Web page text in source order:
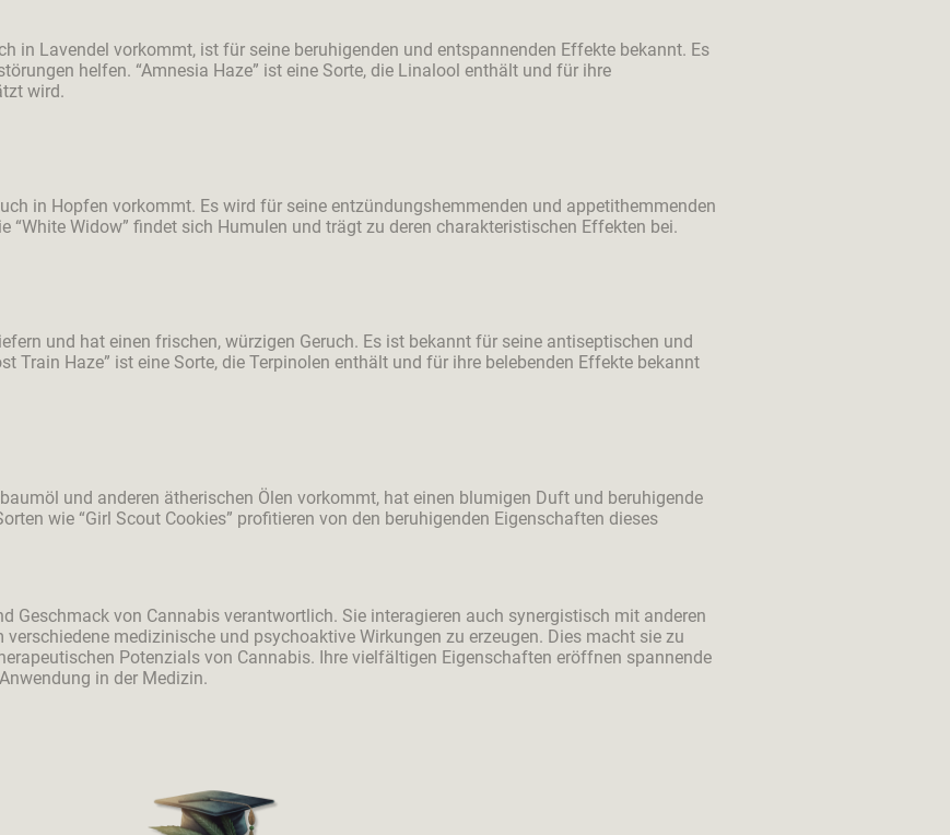
in Lavendel vorkommt, ist für seine beruhigenden und entspannenden Effekte bekannt. Es
helfen. “Amnesia Haze” ist eine Sorte, die Linalool enthält und für ihre
wird.
in Hopfen vorkommt. Es wird für seine entzündungshemmenden und appetithemmenden
“White Widow” findet sich Humulen und trägt zu deren charakteristischen Effekten bei.
und hat einen frischen, würzigen Geruch. Es ist bekannt für seine antiseptischen und
Train Haze” ist eine Sorte, die Terpinolen enthält und für ihre belebenden Effekte bekannt
und anderen ätherischen Ölen vorkommt, hat einen blumigen Duft und beruhigende
wie “Girl Scout Cookies” profitieren von den beruhigenden Eigenschaften dieses
Geschmack von Cannabis verantwortlich. Sie interagieren auch synergistisch mit anderen
medizinische und psychoaktive Wirkungen zu erzeugen. Dies macht sie zu
Potenzials von Cannabis. Ihre vielfältigen Eigenschaften eröffnen spannende
in der Medizin.